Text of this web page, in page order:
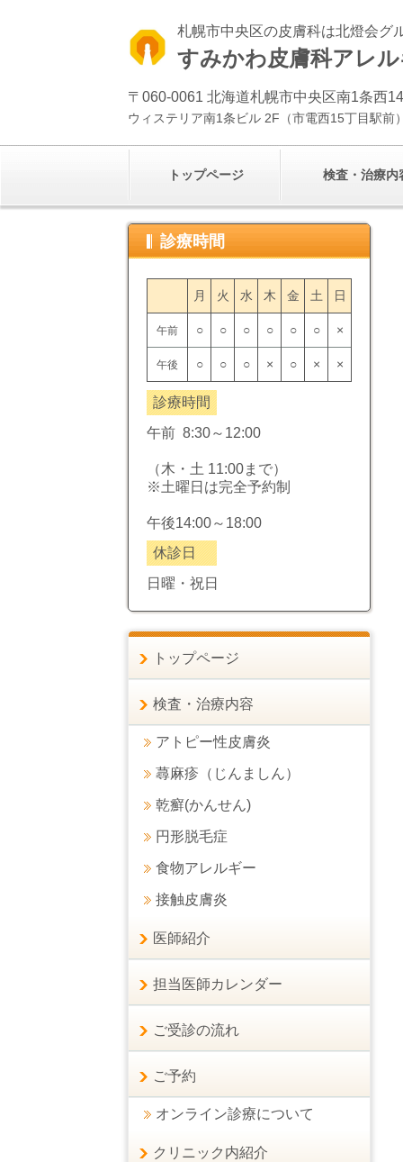
札幌市中央区の皮膚科は北燈会グ
すみかわ皮膚科アレ
〒060-0061 北海道札幌市中央区南1条西
ウィステリア南1条ビル 2F（市電西15丁目駅前
トップページ 検査・治療内
診療時間
月 火 水 木 金 土 日
午前 ○ ○ ○ ○ ○ ○ ×
午後 ○ ○ ○ × ○ × ×
診療時間
午前 8:30～12:00
（木・土 11:00まで）
※土曜日は完全予約制
午後14:00～18:00
休診日
日曜・祝日
トップページ
検査・治療内容
アトピー性皮膚炎
蕁麻疹（じんましん）
乾癬(かんせん)
円形脱毛症
食物アレルギー
接触皮膚炎
医師紹介
担当医師カレンダー
ご受診の流れ
ご予約
オンライン診療について
クリニック内紹介